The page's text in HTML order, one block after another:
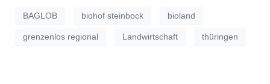
BAGLOB biohof steinbock bioland
grenzenlos regional Landwirtschaft thüringen